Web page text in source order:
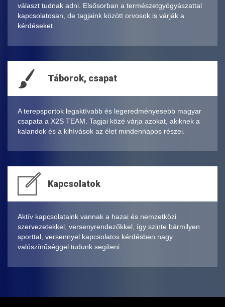
választ tudnak adni. Elsősorban a természetgyógyászattal
kapcsolatosan, de tagjaink között orvosok is várják a
kérdéseket.
Táborok, csapat
A terepsportok legaktívabb és legeredményesebb magyar
csapata a X2S TEAM. Tagjai közé várja azokat, akiknek a
kalandok és a kihívások az élet mindennapos részei.
Kapcsolatok
Aktív kapcsolataink vannak a hazai és nemzetközi
szervezetekkel, versenyrendezőkkel, így szinte bármilyen
sporttal, versennyel kapcsolatos kérdésben nagy
valószínűséggel tudunk segíteni.